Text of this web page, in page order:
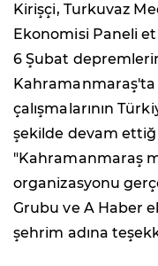
Kirişçi, Turkuvaz
Ekonomisi Paneli
6 Şubat
çalışmalarının
şekilde devam
"Kahramanmaraş
organizasyonu
Grubu ve A Haber
şehrim adına